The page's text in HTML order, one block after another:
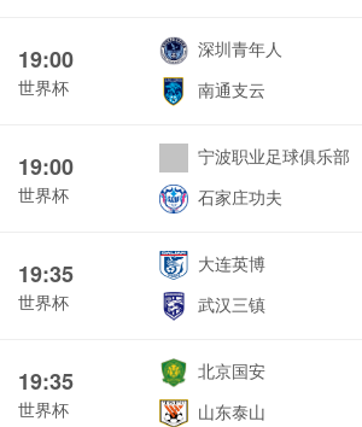
19:00
世界杯
深圳青年人
南通支云
19:00
世界杯
宁波职业足球俱乐部
石家庄功夫
19:35
世界杯
大连英博
武汉三镇
19:35
世界杯
北京国安
山东泰山